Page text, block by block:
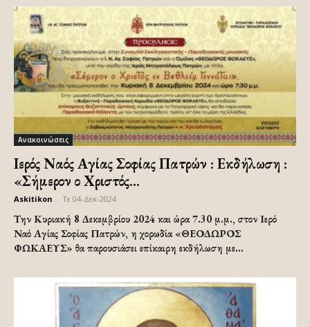
Ανακοινώσεις
Ιερός Ναός Αγίας Σοφίας Πατρών : Εκδήλωση :
«Σήμερον ο Χριστός...
Askitikon Τε 04-Δεκ-2024
Την Κυριακή 8 Δεκεμβρίου 2024 και ώρα 7.30 μ.μ., στον Ιερό
Ναό Αγίας Σοφίας Πατρών, η χορωδία «ΘΕΟΔΩΡΟΣ
ΦΩΚΑΕΥΣ» θα παρουσιάσει επίκαιρη εκδήλωση με...